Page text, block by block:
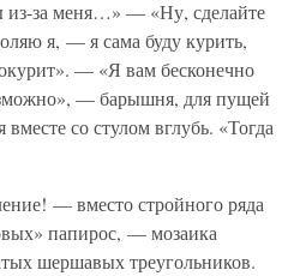
из-за меня…» — «Ну, сделайте
я, — я сама буду курить,
— «Я вам бесконечно
— барышня, для пущей
вместе со стулом вглубь. «Тогда
— вместо стройного ряда
папирос, — мозаика
шершавых треугольников.